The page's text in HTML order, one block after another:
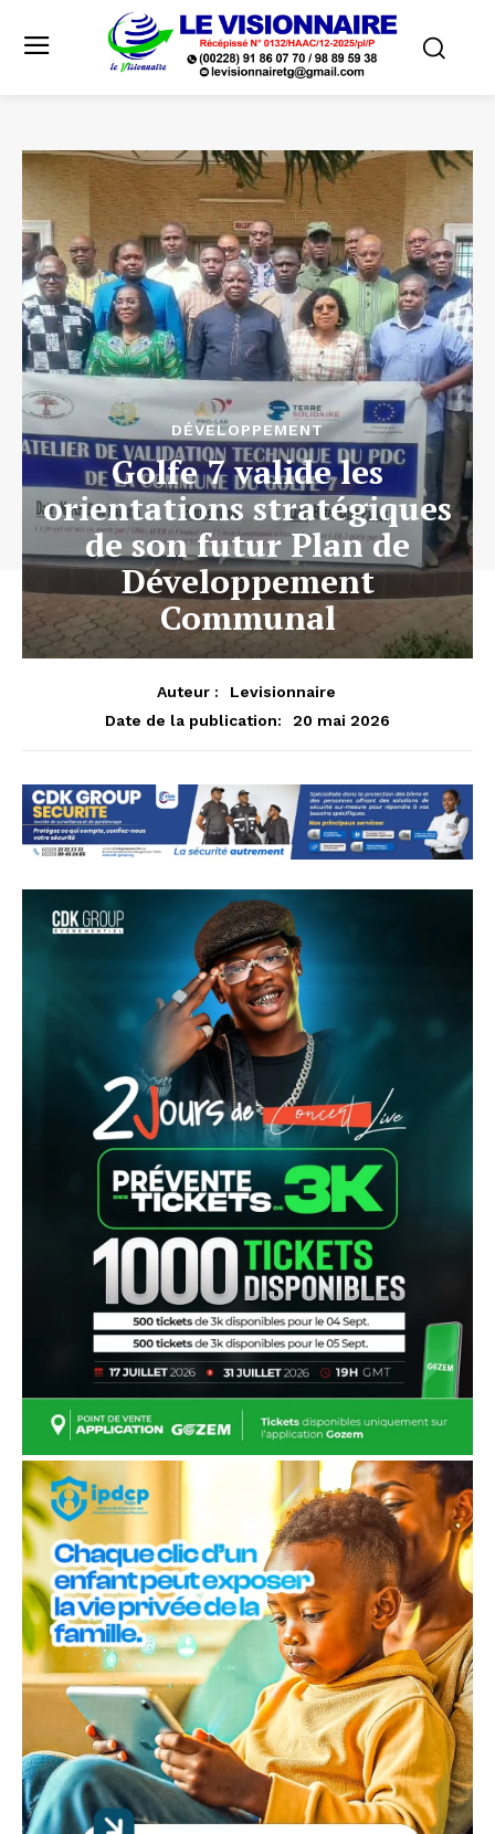
DÉVELOPPEMENT
Golfe 7 valide les
orientations stratégiques
de son futur Plan de
Développement
Communal
Auteur :
Levisionnaire
Date de la publication:
20 mai 2026